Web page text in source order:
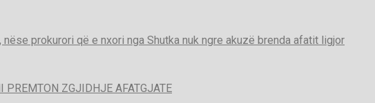
prokurori që e nxori nga Shutka nuk ngre akuzë brenda afatit ligjor
PREMTON ZGJIDHJE AFATGJATE